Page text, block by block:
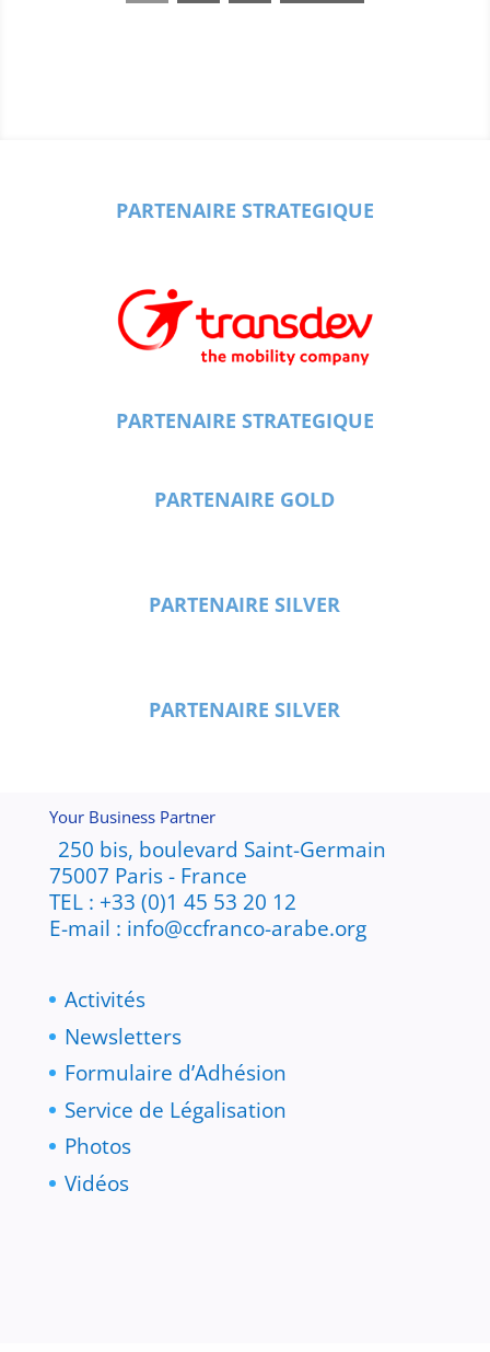
PARTENAIRE STRATEGIQUE
PARTENAIRE STRATEGIQUE
PARTENAIRE GOLD
PARTENAIRE SILVER
PARTENAIRE SILVER
Your Business Partner
250 bis, boulevard Saint-Germain
75007 Paris - France
TEL : +33 (0)1 45 53 20 12
E-mail : info@ccfranco-arabe.org
Activités
Newsletters
Formulaire d’Adhésion
Service de Légalisation
Photos
Vidéos